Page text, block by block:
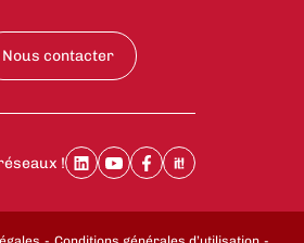
Nous contacter
!